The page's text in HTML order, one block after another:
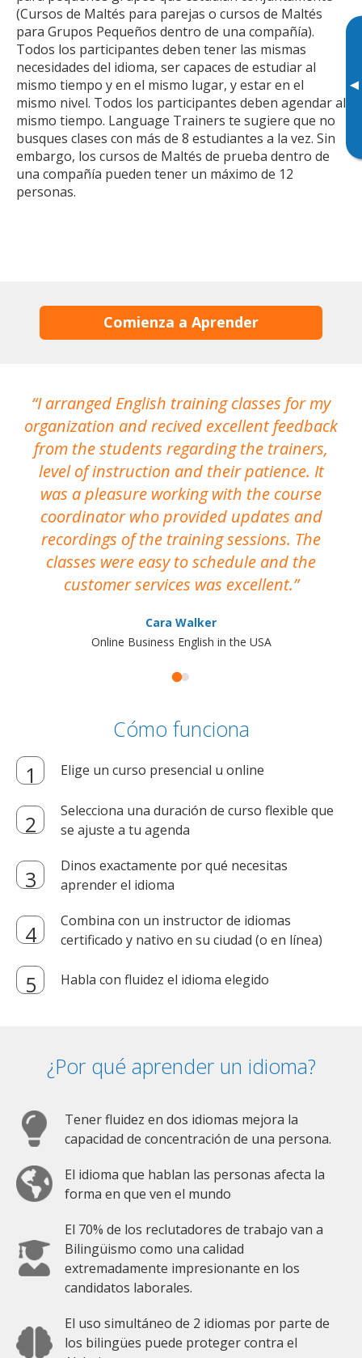
▸
(Cursos de Maltés para parejas o cursos de Maltés
para Grupos Pequeños dentro de una compañía).
Todos los participantes deben tener las mismas
necesidades del idioma, ser capaces de estudiar al
mismo tiempo y en el mismo lugar, y estar en el
mismo nivel. Todos los participantes deben agendar al
mismo tiempo. Language Trainers te sugiere que no
busques clases con más de 8 estudiantes a la vez. Sin
embargo, los cursos de Maltés de prueba dentro de
una compañía pueden tener un máximo de 12
personas.
Comienza a Aprender
I arranged English training classes for my
organization and recived excellent feedback
from the students regarding the trainers,
level of instruction and their patience. It
was a pleasure working with the course
coordinator who provided updates and
recordings of the training sessions. The
classes were easy to schedule and the
customer services was excellent.
Cara Walker
Online Business English in the USA
Cómo funciona
Elige un curso presencial u online
Selecciona una duración de curso flexible que
se ajuste a tu agenda
Dinos exactamente por qué necesitas
aprender el idioma
Combina con un instructor de idiomas
certificado y nativo en su ciudad (o en línea)
Habla con fluidez el idioma elegido
¿Por qué aprender un idioma?
Tener fluidez en dos idiomas mejora la
capacidad de concentración de una persona.
El idioma que hablan las personas afecta la
forma en que ven el mundo
El 70% de los reclutadores de trabajo van a
Bilingüismo como una calidad
extremadamente impresionante en los
candidatos laborales.
El uso simultáneo de 2 idiomas por parte de
los bilingües puede proteger contra el